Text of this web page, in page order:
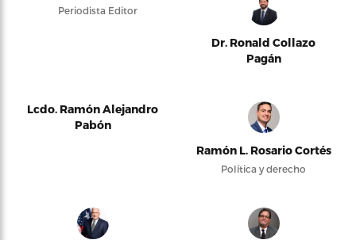
Periodista Editor
Dr. Ronald Collazo
Pagán
Lcdo. Ramón Alejandro
Pabón
Ramón L. Rosario Cortés
Política y derecho